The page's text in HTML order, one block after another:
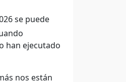
se puede
han ejecutado
nos están